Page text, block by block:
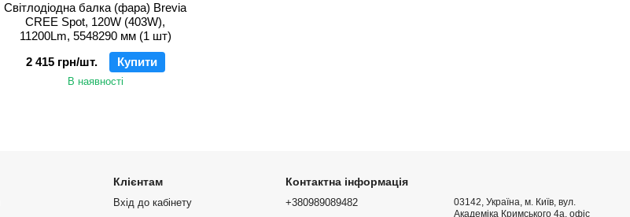
Світлодіодна балка (фара) Brevia
CREE Spot, 120W (403W),
11200Lm, 5548290 мм (1 шт)
2 415 грн/шт.
Купити
В наявності
Клієнтам
Вхід до кабінету
Контактна інформація
+380989089482
03142, Україна, м. Київ, вул.
Академіка Кримського 4а, офіс